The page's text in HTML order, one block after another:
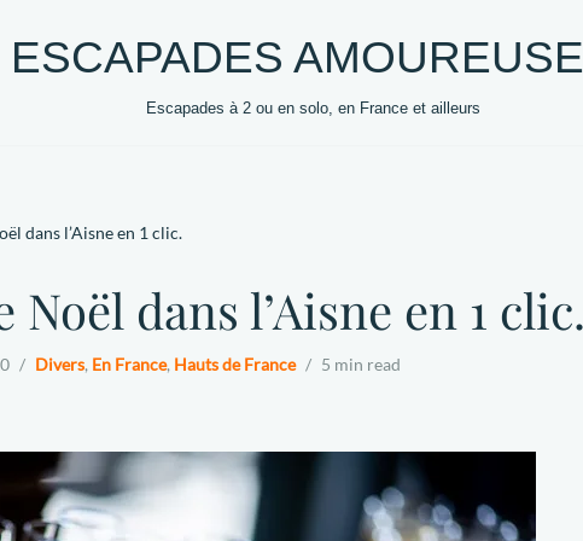
ESCAPADES
Escapades à 2 ou en solo, en France et ailleurs
dans l’Aisne en 1 clic.
Noël dans l’Aisne en 1 clic.
Divers, En France, Hauts de France 5 min read